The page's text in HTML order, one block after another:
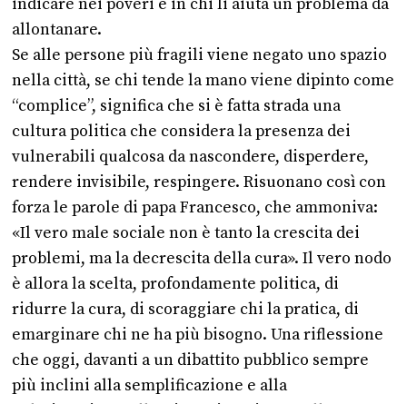
indicare nei poveri e in chi li aiuta un problema da
allontanare.
Se alle persone più fragili viene negato uno spazio
nella città, se chi tende la mano viene dipinto come
“complice”, significa che si è fatta strada una
cultura politica che considera la presenza dei
vulnerabili qualcosa da nascondere, disperdere,
rendere invisibile, respingere. Risuonano così con
forza le parole di papa Francesco, che ammoniva:
«Il vero male sociale non è tanto la crescita dei
problemi, ma la decrescita della cura». Il vero nodo
è allora la scelta, profondamente politica, di
ridurre la cura, di scoraggiare chi la pratica, di
emarginare chi ne ha più bisogno. Una riflessione
che oggi, davanti a un dibattito pubblico sempre
più inclini alla semplificazione e alla